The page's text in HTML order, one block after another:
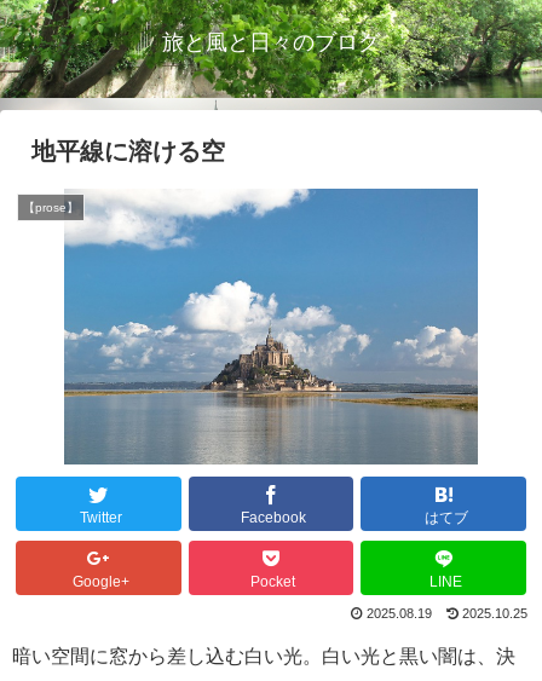
旅と風と日々のブログ
地平線に溶ける空
【prose】
Twitter Facebook はてブ
Google+ Pocket LINE
2025.08.19 2025.10.25
暗い空間に窓から差し込む白い光。白い光と黒い闇は、決